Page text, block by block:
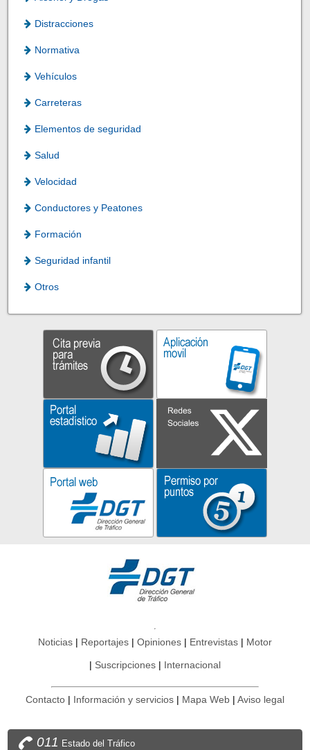
Distracciones
Normativa
Vehículos
Carreteras
Elementos de seguridad
Salud
Velocidad
Conductores y Peatones
Formación
Seguridad infantil
Otros
Noticias Reportajes Opiniones Entrevistas Motor
Suscripciones Internacional
Contacto Información y servicios Mapa Web Aviso legal
011 Estado del Tráfico